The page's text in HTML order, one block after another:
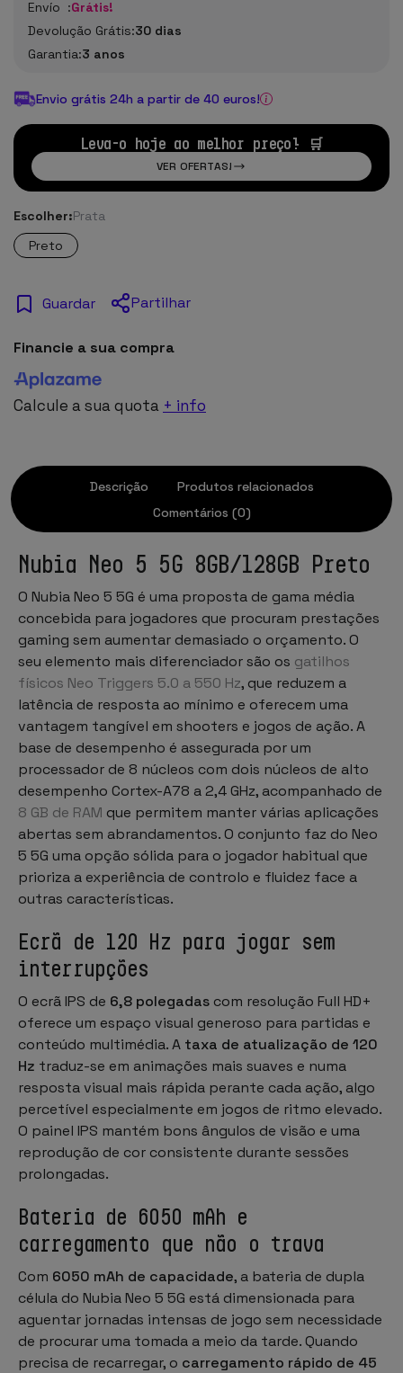
Envío :Grátis!
Devolução Grátis:30 dias
Garantia:3 anos
Envio grátis 24h a partir de 40 euros!
Leva-o hoje ao melhor preço! 🛒
VER OFERTAS!
Escolher:Prata
Preto
Guardar Partilhar
Financie a sua compra
Calcule a sua quota + info
Descrição
Produtos relacionados
Comentários (0)
Nubia Neo 5 5G 8GB/128GB Preto
O Nubia Neo 5 5G é uma proposta de gama média
concebida para jogadores que procuram prestações
gaming sem aumentar demasiado o orçamento. O
seu elemento mais diferenciador são os gatilhos
físicos Neo Triggers 5.0 a 550 Hz, que reduzem a
latência de resposta ao mínimo e oferecem uma
vantagem tangível em shooters e jogos de ação. A
base de desempenho é assegurada por um
processador de 8 núcleos com dois núcleos de alto
desempenho Cortex-A78 a 2,4 GHz, acompanhado de
8 GB de RAM que permitem manter várias aplicações
abertas sem abrandamentos. O conjunto faz do Neo
5 5G uma opção sólida para o jogador habitual que
prioriza a experiência de controlo e fluidez face a
outras características.
Ecrã de 120 Hz para jogar sem
interrupções
O ecrã IPS de 6,8 polegadas com resolução Full HD+
oferece um espaço visual generoso para partidas e
conteúdo multimédia. A taxa de atualização de 120
Hz traduz-se em animações mais suaves e numa
resposta visual mais rápida perante cada ação, algo
percetível especialmente em jogos de ritmo elevado.
O painel IPS mantém bons ângulos de visão e uma
reprodução de cor consistente durante sessões
prolongadas.
Bateria de 6050 mAh e
carregamento que não o trava
Com 6050 mAh de capacidade, a bateria de dupla
célula do Nubia Neo 5 5G está dimensionada para
aguentar jornadas intensas de jogo sem necessidade
de procurar uma tomada a meio da tarde. Quando
precisa de recarregar, o carregamento rápido de 45